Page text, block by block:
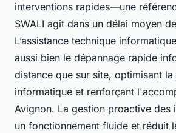
interventions rapides—une
SWALI agit dans un délai moyen
L’assistance technique
aussi bien le dépannage rapide
distance que sur site, optimisant
informatique et renforçant
Avignon. La gestion proactive des
un fonctionnement fluide et réduit